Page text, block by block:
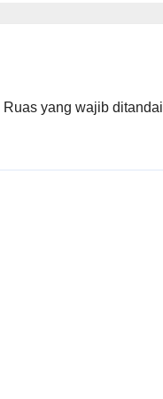
Ruas yang wajib ditandai